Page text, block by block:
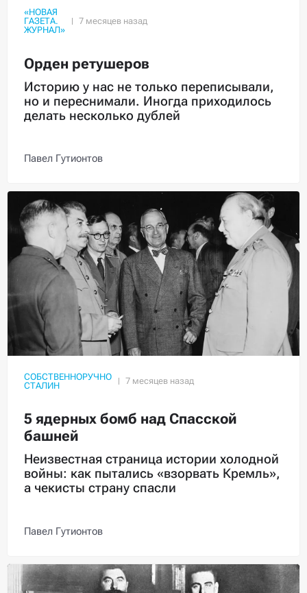
«НОВАЯ
ГАЗЕТА.
ЖУРНАЛ»
Орден ретушеров
Историю у нас не только переписывали,
но и переснимали. Иногда приходилось
делать несколько дублей
Павел Гутионтов
СОБСТВЕННОРУЧНО
СТАЛИН
5 ядерных бомб над Спасской
башней
Неизвестная страница истории холодной
войны: как пытались «взорвать Кремль»,
а чекисты страну спасли
Павел Гутионтов